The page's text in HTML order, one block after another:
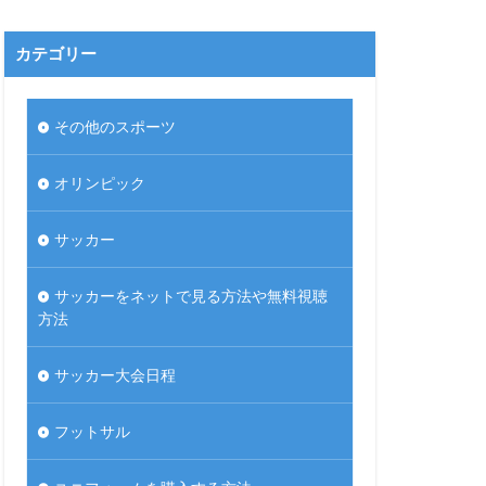
カテゴリー
その他のスポーツ
オリンピック
サッカー
サッカーをネットで見る方法や無料視聴
方法
サッカー大会日程
フットサル